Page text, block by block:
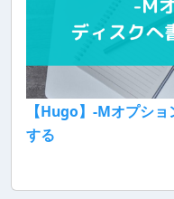
【Hugo】-Mオプシ
する